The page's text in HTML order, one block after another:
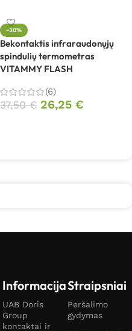
-30%
Bekontaktis infraraudonųjų
spindulių termometras
VITAMMY FLASH
(6)
37,50€ 26,25 €
Informacija
UAB Doris
Group
kontaktai ir
Straipsniai
Peršalimo
gydymas